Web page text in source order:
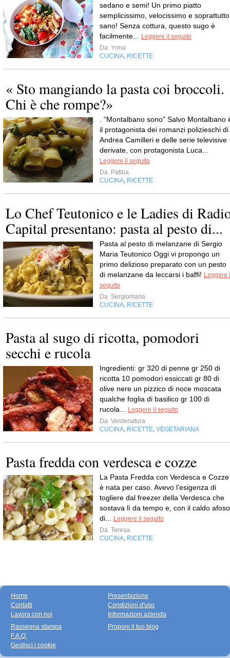
sedano e semi! Un primo piatto
semplicissimo, velocissimo e soprattutto
sano! Senza cottura, questo sugo è
facilmente...
Leggere il seguito
Da Yrma
CUCINA RICETTE
« Sto mangiando la pasta coi broccoli.
Chi è che rompe?»
. “Montalbano sono” Salvo Montalbano
il protagonista dei romanzi polizieschi di
Andrea Camilleri e delle serie televisive
derivate, con protagonista Luca...
Leggere il seguito
Da Patiba
CUCINA RICETTE
Lo Chef Teutonico e le Ladies di
Capital presentano: pasta al pesto di...
Pasta al pesto di melanzane di Sergio
Maria Teutonico Oggi vi propongo un
primo delizioso preparato con un pesto
di melanzane da leccarsi i baffi! Leggere
seguito
Da Sergiomaria
CUCINA RICETTE
Pasta al sugo di ricotta, pomodori
secchi e rucola
Ingredienti: gr 320 di penne gr 250 di
ricotta 10 pomodori essiccati gr 80 di
olive nere un pizzico di noce moscata
qualche foglia di basilico gr 100 di
rucola...
Leggere il seguito
Da Verdenatura
CUCINA RICETTE VEGETARIANA
Pasta fredda con verdesca e cozze
La Pasta Fredda con Verdesca e Cozze
è nata per caso. Avevo l'esigenza di
togliere dal freezer della Verdesca che
sostava lì da tempo e, con il caldo afoso
di...
Leggere il seguito
Da Teresa
CUCINA RICETTE
Home
Contatti
Lavora con noi
Presentazione
Condizioni d'uso
Informazioni azienda
Rassegna stampa
F.A.Q.
Gestisci i cookie
Proponi il tuo blog